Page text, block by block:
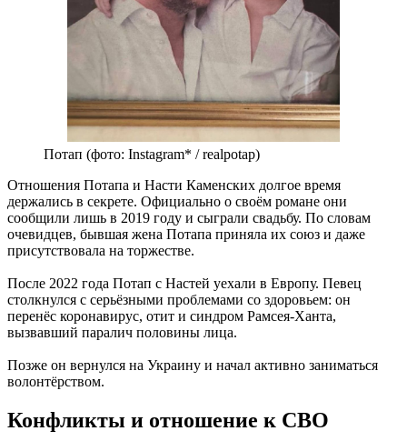
Потап (фото: Instagram* / realpotap)
Отношения Потапа и Насти Каменских долгое время
держались в секрете. Официально о своём романе они
сообщили лишь в 2019 году и сыграли свадьбу. По словам
очевидцев, бывшая жена Потапа приняла их союз и даже
присутствовала на торжестве.
После 2022 года Потап с Настей уехали в Европу. Певец
столкнулся с серьёзными проблемами со здоровьем: он
перенёс коронавирус, отит и синдром Рамсея-Ханта,
вызвавший паралич половины лица.
Позже он вернулся на Украину и начал активно заниматься
волонтёрством.
Конфликты и отношение к СВО